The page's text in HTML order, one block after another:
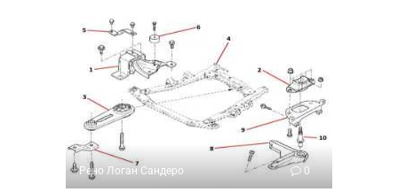
Рено Логан Сандеро 0